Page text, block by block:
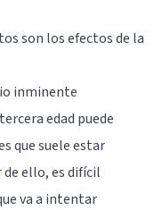
son los efectos de la
inminente
edad puede
que suele estar
ello, es difícil
va a intentar